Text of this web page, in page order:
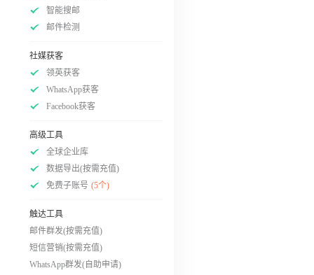
智能搜邮
邮件检测
社媒获客
领英获客
WhatsApp获客
Facebook获客
高级工具
全球企业库
数据导出(按需充值)
免费子账号 (5个)
触达工具
邮件群发(按需充值)
短信营销(按需充值)
WhatsApp群发(自助申请)